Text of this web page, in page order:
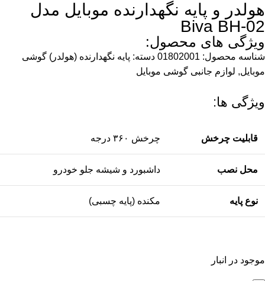
هولدر و پایه نگهدارنده موبایل مدل
Biva BH-02
ویژگی های محصول:
شناسه محصول: 01802001 دسته: پایه نگهدارنده (هولدر) گوشی
موبایل, لوازم جانبی گوشی موبایل
ویژگی ها:
قابلیت چرخش چرخش ۳۶۰ درجه
محل نصب داشبورد و شیشه جلو خودرو
نوع پایه مکنده (پایه چسبی)
موجود در انبار